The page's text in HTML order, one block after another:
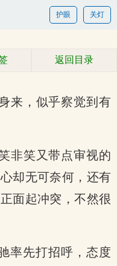
关灯
护眼
返回目录
来，似乎察觉到有
非笑又带点审视的
却无可奈何，还有
面起冲突，不然很
率先打招呼，态度